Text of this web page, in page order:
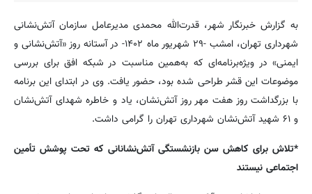
به گزارش خبرنگار شهر، قدرت‌الله محمدی مدیرعامل سازمان آتش‌نشانی
شهرداری تهران، امشب -۲۹ شهریور ماه ۱۴۰۲- در آستانه روز «آتش‌نشانی و
ایمنی» در ویژه‌برنامه‌ای که به‌همین مناسبت در شبکه افق برای بررسی
موضوعات این قشر طراحی شده بود، حضور یافت. وی در ابتدای این برنامه
با بزرگداشت روز هفت مهر روز آتش‌نشان، یاد و خاطره شهدای آتش‌نشان
و ۶۱ شهید آتش‌نشان شهرداری تهران را گرامی داشت.
*تلاش برای کاهش سن بازنشستگی آتش‌نشانانی که تحت پوشش تأمین
اجتماعی نیستند